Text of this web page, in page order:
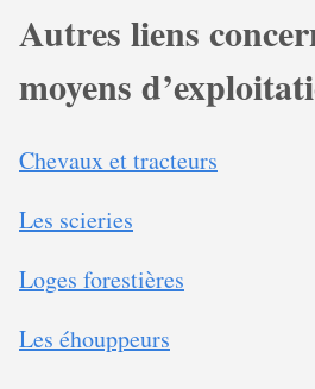
Autres liens
moyens
Chevaux et tracteurs
Les scieries
Loges forestières
Les éhouppeurs